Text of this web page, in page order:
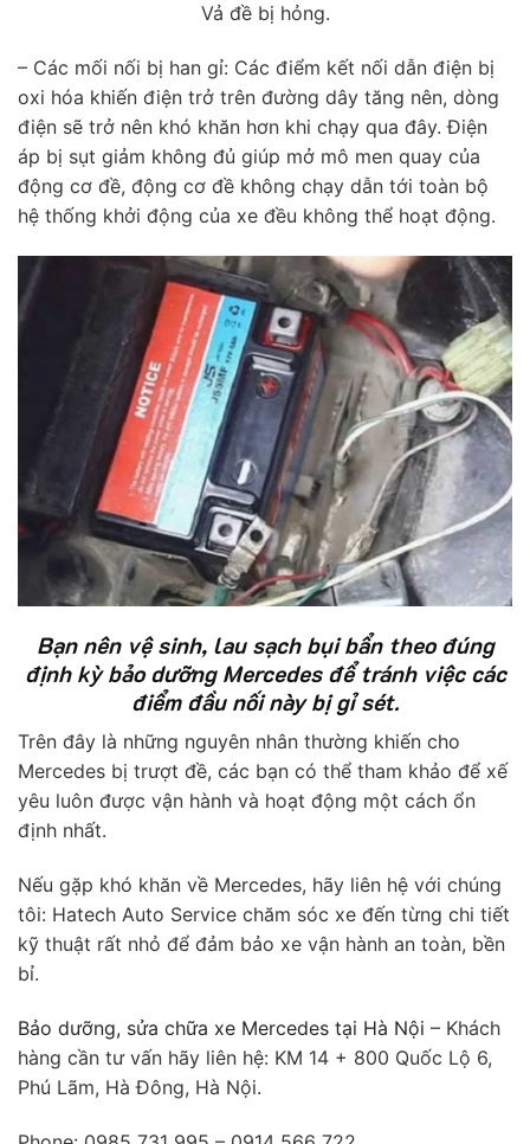
Vả đề bị hỏng.
– Các mối nối bị han gỉ: Các điểm kết nối dẫn điện bị
oxi hóa khiến điện trở trên đường dây tăng nên, dòng
điện sẽ trở nên khó khăn hơn khi chạy qua đây. Điện
áp bị sụt giảm không đủ giúp mở mô men quay của
động cơ đề, động cơ đề không chạy dẫn tới toàn bộ
hệ thống khởi động của xe đều không thể hoạt động.
Bạn nên vệ sinh, lau sạch bụi bẩn theo đúng
định kỳ bảo dưỡng Mercedes để tránh việc các
điểm đầu nối này bị gỉ sét.
Trên đây là những nguyên nhân thường khiến cho
Mercedes bị trượt đề, các bạn có thể tham khảo để xế
yêu luôn được vận hành và hoạt động một cách ổn
định nhất.
Nếu gặp khó khăn về Mercedes, hãy liên hệ với chúng
tôi: Hatech Auto Service chăm sóc xe đến từng chi tiết
kỹ thuật rất nhỏ để đảm bảo xe vận hành an toàn, bền
bỉ.
Bảo dưỡng, sửa chữa xe Mercedes tại Hà Nội – Khách
hàng cần tư vấn hãy liên hệ: KM 14 + 800 Quốc Lộ 6,
Phú Lãm, Hà Đông, Hà Nội.